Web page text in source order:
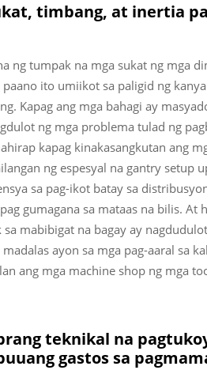
timbang, at inertia
ng tumpak na mga sukat ng mga
ito umiikot sa paligid ng
Kapag ang mga bahagi ay
ng mga problema tulad ng
kapag kinakasangkutan ang
ng espesyal na gantry setup
sa pag-ikot batay sa
gumagana sa mataas na bilis.
mabibigat na bagay ay
ayon sa mga pag-aaral sa
ang mga machine shop ng mga
teknikal na
gastos sa